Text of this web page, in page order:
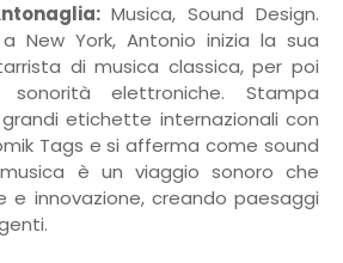
Musica, Sound Design.
New York, Antonio inizia la sua
di musica classica, per poi
sonorità elettroniche. Stampa
etichette internazionali con
Tags e si afferma come sound
è un viaggio sonoro che
e innovazione, creando paesaggi